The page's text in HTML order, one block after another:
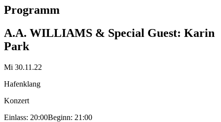
Programm
A.A. WILLIAMS & Special Guest: Karin
Park
Mi 30.11.22
Hafenklang
Konzert
Einlass: 20:00Beginn: 21:00